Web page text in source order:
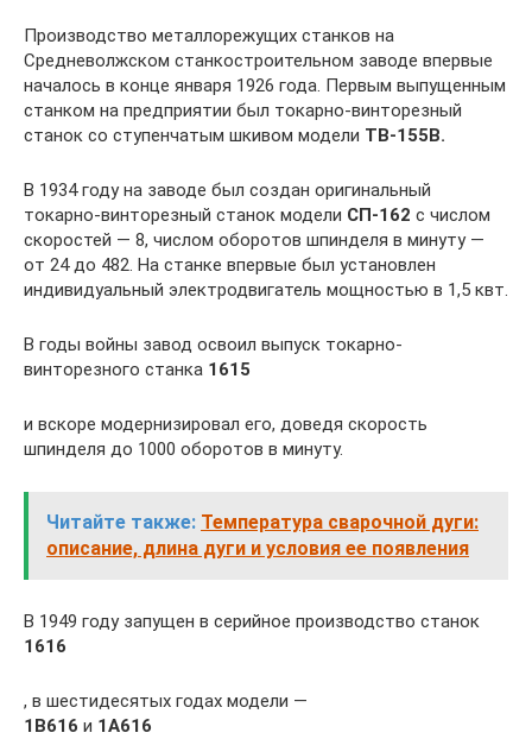
Производство металлорежущих станков на
Средневолжском станкостроительном заводе впервые
началось в конце января 1926 года. Первым выпущенным
станком на предприятии был токарно-винторезный
станок со ступенчатым шкивом модели ТВ-155В.
В 1934 году на заводе был создан оригинальный
токарно-винторезный станок модели СП-162 с числом
скоростей — 8, числом оборотов шпинделя в минуту —
от 24 до 482. На станке впервые был установлен
индивидуальный электродвигатель мощностью в 1,5 квт.
В годы войны завод освоил выпуск токарно-
винторезного станка 1615
и вскоре модернизировал его, доведя скорость
шпинделя до 1000 оборотов в минуту.
Читайте также: Температура сварочной дуги:
описание, длина дуги и условия ее появления
В 1949 году запущен в серийное производство станок
1616
, в шестидесятых годах модели —
1В616 и 1А616